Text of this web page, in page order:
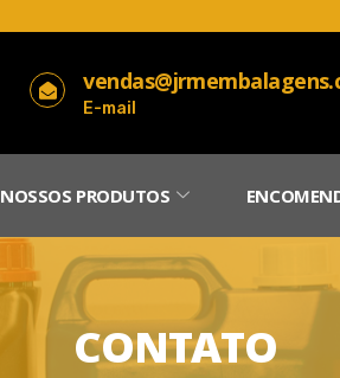
E-mail
NOSSOS PRODUTOS
CONTATO